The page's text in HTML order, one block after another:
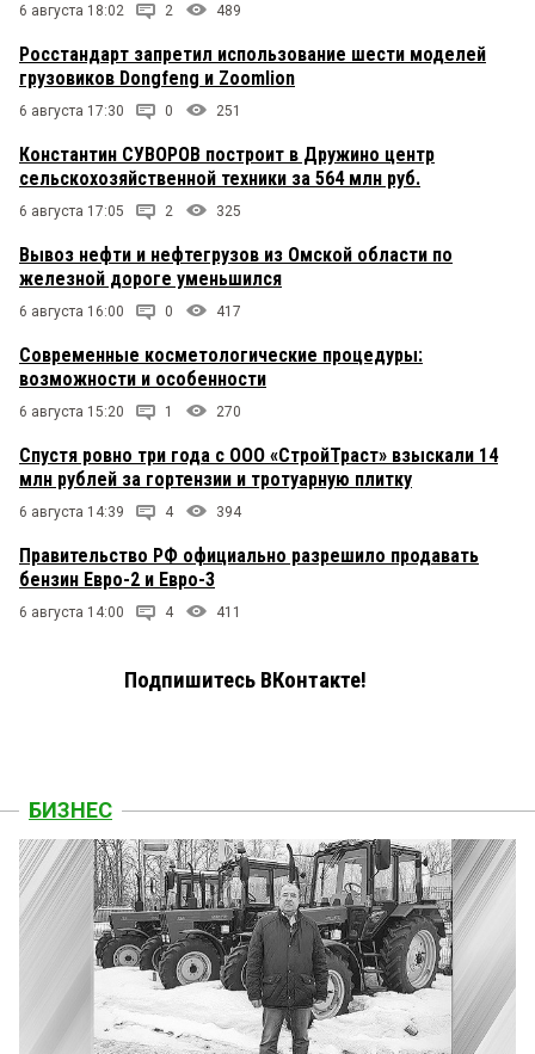
6 августа 18:02 2 489
Росстандарт запретил использование шести моделей
грузовиков Dongfeng и Zoomlion
6 августа 17:30 0 251
Константин СУВОРОВ построит в Дружино центр
сельскохозяйственной техники за 564 млн руб.
6 августа 17:05 2 325
Вывоз нефти и нефтегрузов из Омской области по
железной дороге уменьшился
6 августа 16:00 0 417
Современные косметологические процедуры:
возможности и особенности
6 августа 15:20 1 270
Спустя ровно три года с ООО «СтройТраст» взыскали 14
млн рублей за гортензии и тротуарную плитку
6 августа 14:39 4 394
Правительство РФ официально разрешило продавать
бензин Евро-2 и Евро-3
6 августа 14:00 4 411
Подпишитесь ВКонтакте!
БИЗНЕС